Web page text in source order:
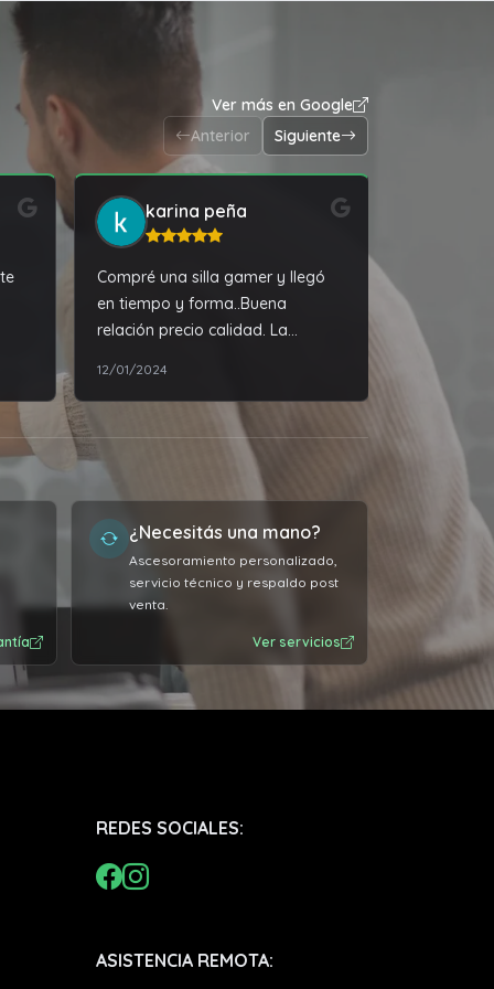
Ver más en Google
Anterior
Siguiente
karina peña
Compré una silla gamer y llegó
en tiempo y forma..Buena
relación precio calidad. La
12/01/2024 09/04/2026
¿Necesitás una mano?
Ascesoramiento personalizado,
servicio técnico y respaldo post
venta.
Ver servicios
REDES SOCIALES:
ASISTENCIA REMOTA: